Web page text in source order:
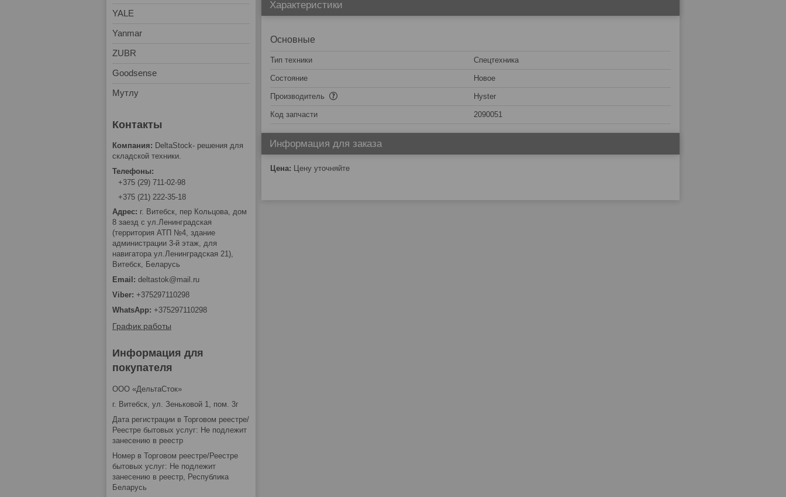
Характеристики
Основные
Тип техники Спецтехника
Состояние Новое
Производитель Hyster
Код запчасти 2090051
Информация для заказа
Цена: Цену уточняйте
YALE
Yanmar
ZUBR
Goodsense
Мутлу
DeltaStock- решения для
складской техники.
+375 (29) 711-02-98
+375 (21) 222-35-18
г. Витебск, пер Кольцова, дом
8 заезд с ул.Ленинградская
(территория АТП №4, здание
администрации 3-й этаж, для
навигатора ул.Ленинградская 21),
Витебск, Беларусь
deltastok@mail.ru
+375297110298
+375297110298
График работы
Информация для
покупателя
ООО «ДельтаСток»
г. Витебск, ул. Зеньковой 1, пом. 3г
Дата регистрации в Торговом реестре/
Реестре бытовых услуг: Не подлежит
занесению в реестр
Номер в Торговом реестре/Реестре
бытовых услуг: Не подлежит
занесению в реестр, Республика
Беларусь